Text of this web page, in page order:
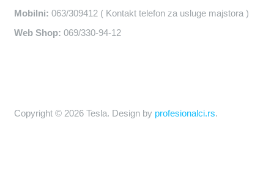
Mobilni: 063/309412 ( Kontakt telefon za usluge majstora )
Web Shop: 069/330-94-12
Copyright © 2026 Tesla. Design by profesionalci.rs.